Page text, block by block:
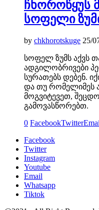
ჩხოროწყუს
სოფელი
by chkhorotskuge 25/
სოფელ ზუმს აქვს
ადგილობრივები
სურათებს დებენ.
და თუ რომელიმეს
მოგვიტევეთ,
გამოვასწორებთ.
0 FacebookTwitter
Facebook
Twitter
Instagram
Youtube
Email
Whatsapp
Tiktok